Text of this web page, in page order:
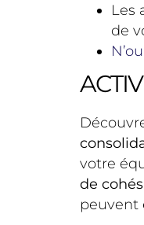
Les
de
votre
de
peuvent